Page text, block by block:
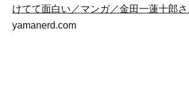
けてて面白い／マンガ／金田一蓮十郎
yamanerd.com